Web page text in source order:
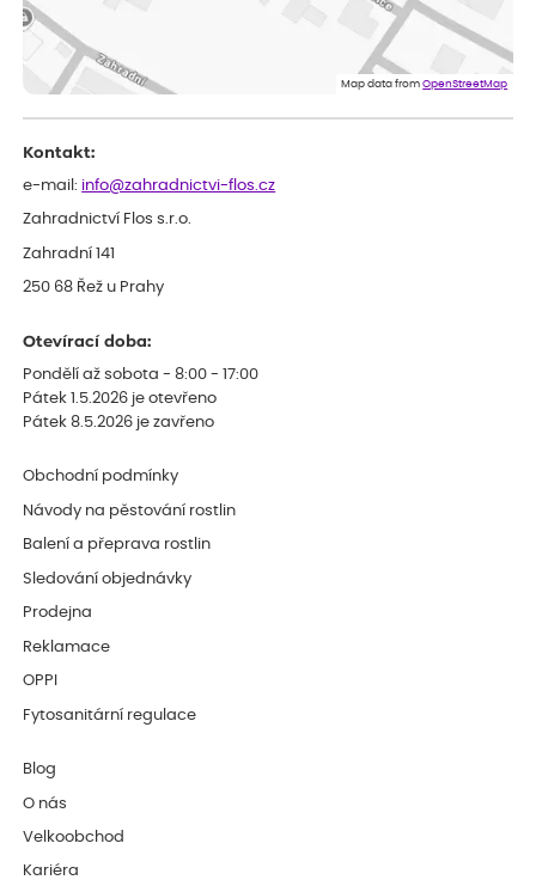
Doporučuji :). Spokojenost, stromky v pěkném stavu. Jediné, co
my chybělo, bylo komunikování nedostupného zboží před
Map data fromOpenStreetMap
Kontakt:
e-mail: info@zahradnictvi-flos.cz
Zahradnictví Flos s.r.o.
Zahradní 141
250 68 Řež u Prahy
Otevírací doba:
Pondělí až sobota - 8:00 - 17:00
Pátek 1.5.2026 je otevřeno
Pátek 8.5.2026 je zavřeno
Obchodní podmínky
Návody na pěstování rostlin
Balení a přeprava rostlin
Sledování objednávky
Prodejna
Reklamace
OPPI
Fytosanitární regulace
Blog
O nás
Velkoobchod
Kariéra